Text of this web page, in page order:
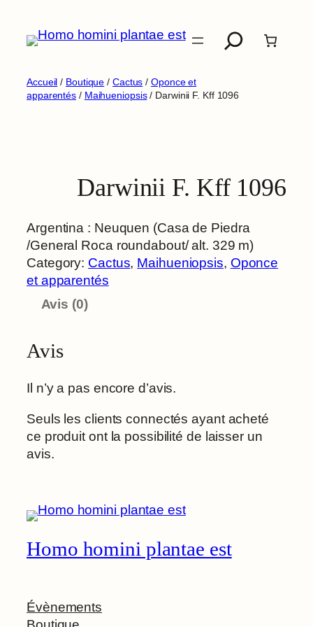
contenu
Accueil / Boutique / Cactus /Oponce et
apparentés / Maihueniopsis/ Darwinii F. Kff 1096
Darwinii F. Kff 1096
Argentina : Neuquen (Casa de Piedra
/General Roca roundabout/ alt. 329 m)
Category: Cactus, Maihueniopsis, Oponce
et apparentés
Avis (0)
Avis
Il n’y a pas encore d’avis.
Seuls les clients connectés ayant acheté
ce produit ont la possibilité de laisser un
avis.
Homo homini plantae est
Évènements